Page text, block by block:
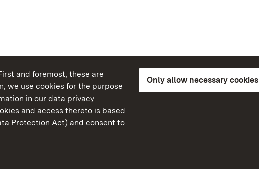
and foremost, these are
we use cookies for the purpose
in our data privacy
and access thereto is based
Protection Act) and consent to
Only allow necessary cookies
Baden-Wuerttemberg